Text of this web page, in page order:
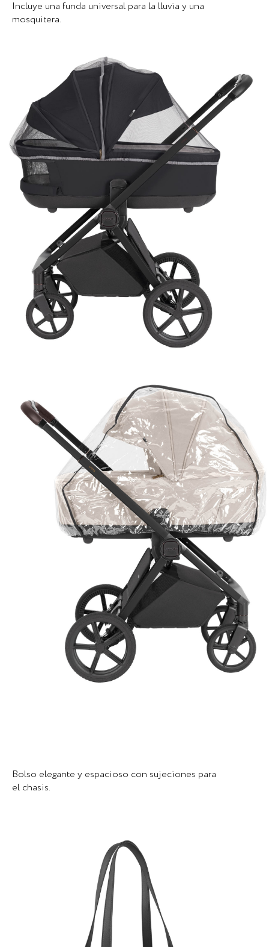
Incluye una funda universal para la lluvia y una
mosquitera.
Bolso elegante y espacioso con sujeciones para
el chasis.